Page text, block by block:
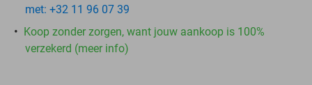
met: +32 11 96 07 39
Koop zonder zorgen, want jouw aankoop is 100%
verzekerd (meer info)